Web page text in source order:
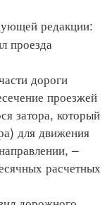
редакции:
проезда
дороги
проезжей
затора, который
для движения
–
расчетных